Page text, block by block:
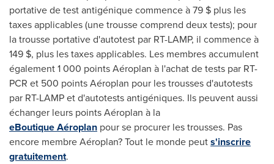
portative de test antigénique commence à 79 $ plus les
taxes applicables (une trousse comprend deux tests); pour
la trousse portative d'autotest par RT-LAMP, il commence à
149 $, plus les taxes applicables. Les membres accumulent
également 1 000 points Aéroplan à l'achat de tests par RT-
PCR et 500 points Aéroplan pour les trousses d'autotests
par RT-LAMP et d'autotests antigéniques. Ils peuvent aussi
échanger leurs points Aéroplan à la
eBoutique Aéroplan pour se procurer les trousses. Pas
encore membre Aéroplan? Tout le monde peuts'inscrire
gratuitement.